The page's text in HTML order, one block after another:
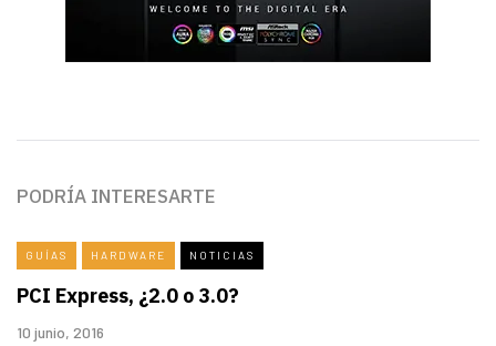
PODRÍA INTERESARTE
GUÍAS HARDWARE NOTICIAS
PCI Express, ¿2.0 o 3.0?
10 junio, 2016